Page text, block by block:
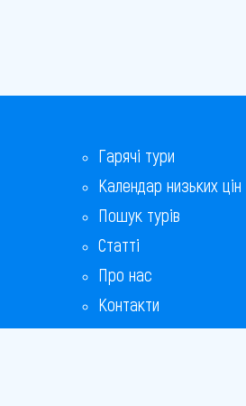
Гарячі тури
Календар низьких цін
Пошук турів
Статті
Про нас
Контакти
Бонусна програма